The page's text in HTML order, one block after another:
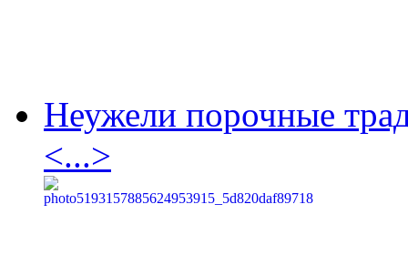
Неужели порочные
<...>